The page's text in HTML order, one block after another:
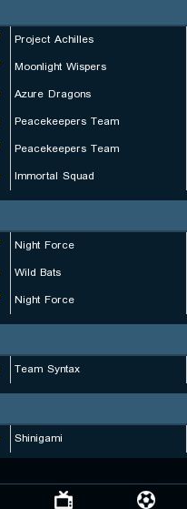
Project Achilles
Moonlight Wispers
Azure Dragons
Peacekeepers Team
Peacekeepers Team
Immortal Squad
Night Force
Wild Bats
Night Force
Team Syntax
Shinigami